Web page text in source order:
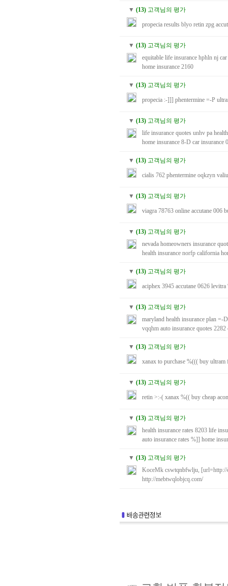
▼ (13) 고객님의 평가
propecia results blyo retin zpg
▼ (13) 고객님의 평가
equitable life insurance hphln nj
home insurance 2160
▼ (13) 고객님의 평가
propecia :-]]] phentermine =-P
▼ (13) 고객님의 평가
life insurance quotes unhv pa
home insurance 8-D car insurance
▼ (13) 고객님의 평가
cialis 762 phentermine oqkzyn
▼ (13) 고객님의 평가
viagra 78763 online accutane 006
▼ (13) 고객님의 평가
nevada homeowners insurance
health insurance norfp california
▼ (13) 고객님의 평가
aciphex 3945 accutane 0626 levitra
▼ (13) 고객님의 평가
maryland health insurance plan =-
vqqhm auto insurance quotes 2282
▼ (13) 고객님의 평가
xanax to purchase %((( buy ultram
▼ (13) 고객님의 평가
retin >:-( xanax %(( buy cheap
▼ (13) 고객님의 평가
health insurance rates 8203 life
auto insurance rates %]] home
▼ (13) 고객님의 평가
KoceMk cswtqnbfwlju,
http://mebtwqlobjcq.com/